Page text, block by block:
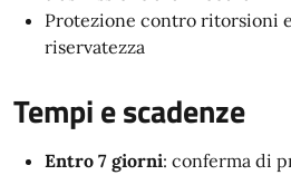
Protezione contro ritorsioni
riservatezza
Tempi e scadenze
Entro 7 giorni: conferma di